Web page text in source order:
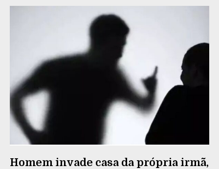
Homem invade casa da própria irmã,